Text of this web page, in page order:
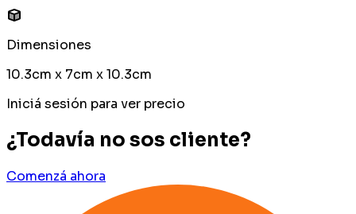
Dimensiones
10.3cm x 7cm x 10.3cm
Iniciá sesión para ver precio
¿Todavía no sos cliente?
Comenzá ahora